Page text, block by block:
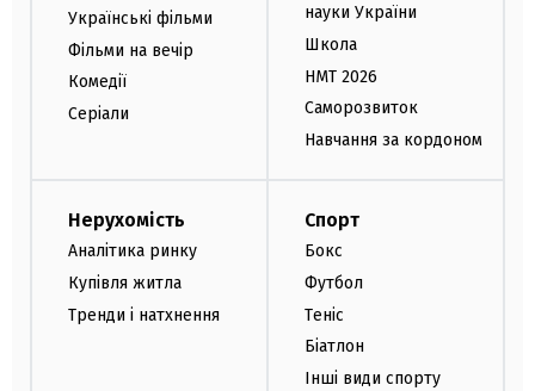
Українські фільми
Фільми на вечір
Комедії
Серіали
науки України
Школа
НМТ 2026
Саморозвиток
Навчання за кордоном
Нерухомість
Аналітика ринку
Купівля житла
Тренди і натхнення
Спорт
Бокс
Футбол
Теніс
Біатлон
Інші види спорту